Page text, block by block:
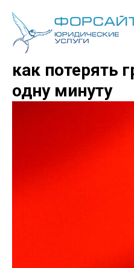
Ваш паспорт
как потерять
одну минуту